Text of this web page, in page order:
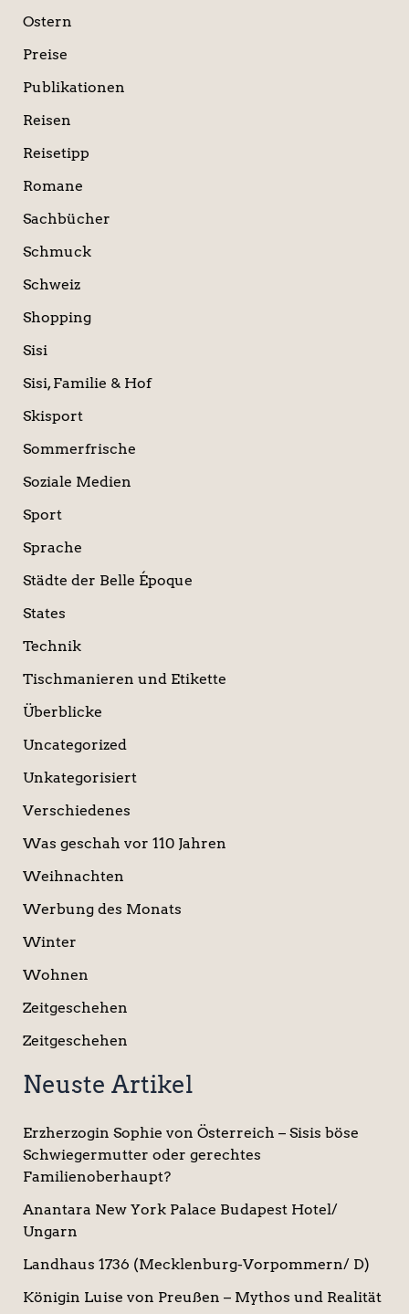
Ostern
Preise
Publikationen
Reisen
Reisetipp
Romane
Sachbücher
Schmuck
Schweiz
Shopping
Sisi
Sisi, Familie & Hof
Skisport
Sommerfrische
Soziale Medien
Sport
Sprache
Städte der Belle Époque
States
Technik
Tischmanieren und Etikette
Überblicke
Uncategorized
Unkategorisiert
Verschiedenes
Was geschah vor 110 Jahren
Weihnachten
Werbung des Monats
Winter
Wohnen
Zeitgeschehen
Zeitgeschehen
Neuste Artikel
Erzherzogin Sophie von Österreich – Sisis böse
Schwiegermutter oder gerechtes
Familienoberhaupt?
Anantara New York Palace Budapest Hotel/
Ungarn
Landhaus 1736 (Mecklenburg-Vorpommern/ D)
Königin Luise von Preußen – Mythos und Realität